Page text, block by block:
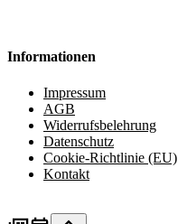
Informationen
Impressum
AGB
Widerrufsbelehrung
Datenschutz
Cookie-Richtlinie (EU)
Kontakt